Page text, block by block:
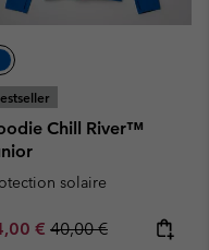
Chill River™
solaire
price:
€ Regular price:
40,00 €